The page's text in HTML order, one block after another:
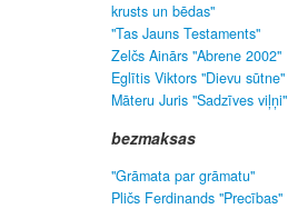
krusts un bēdas"
"Tas Jauns Testaments"
Zelčs Ainārs "Abrene 2002"
Eglītis Viktors "Dievu sūtne"
Māteru Juris "Sadzīves viļņi"
bezmaksas
"Grāmata par grāmatu"
Pličs Ferdinands "Precības"